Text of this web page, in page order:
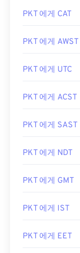
PKT 에게 CAT
PKT 에게 AWST
PKT 에게 UTC
PKT 에게 ACST
PKT 에게 SAST
PKT 에게 NDT
PKT 에게 GMT
PKT 에게 IST
PKT 에게 EET